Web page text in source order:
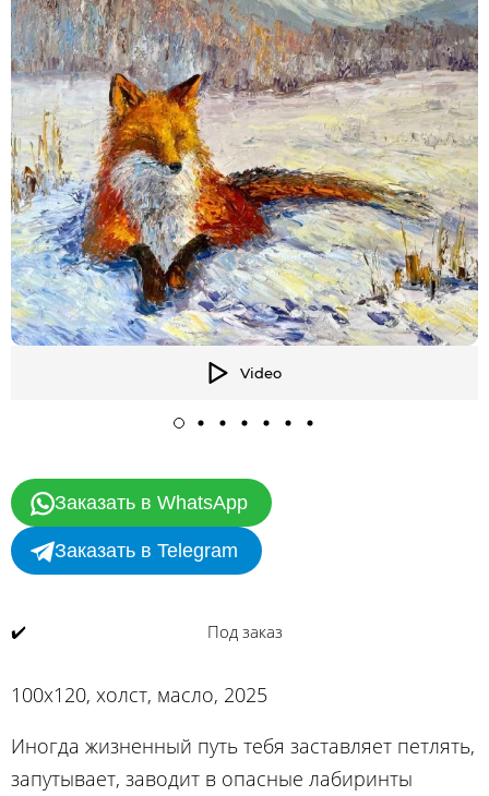
Video
Заказать в WhatsApp
Заказать в Telegram
✔️ Под заказ
100х120, холст, масло, 2025
Иногда жизненный путь тебя заставляет петлять,
запутывает, заводит в опасные лабиринты